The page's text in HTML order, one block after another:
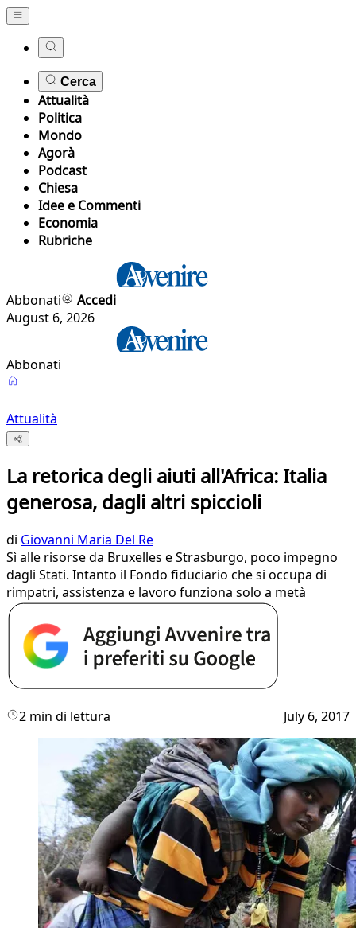
Cerca
Attualità
Politica
Mondo
Agorà
Podcast
Chiesa
Idee e Commenti
Economia
Rubriche
Abbonati
Accedi
August 6, 2026
Abbonati
Attualità
La retorica degli aiuti all'Africa: Italia
generosa, dagli altri spiccioli
di Giovanni Maria Del Re
Sì alle risorse da Bruxelles e Strasburgo, poco impegno
dagli Stati. Intanto il Fondo fiduciario che si occupa di
rimpatri, assistenza e lavoro funziona solo a metà
2 min di lettura July 6, 2017